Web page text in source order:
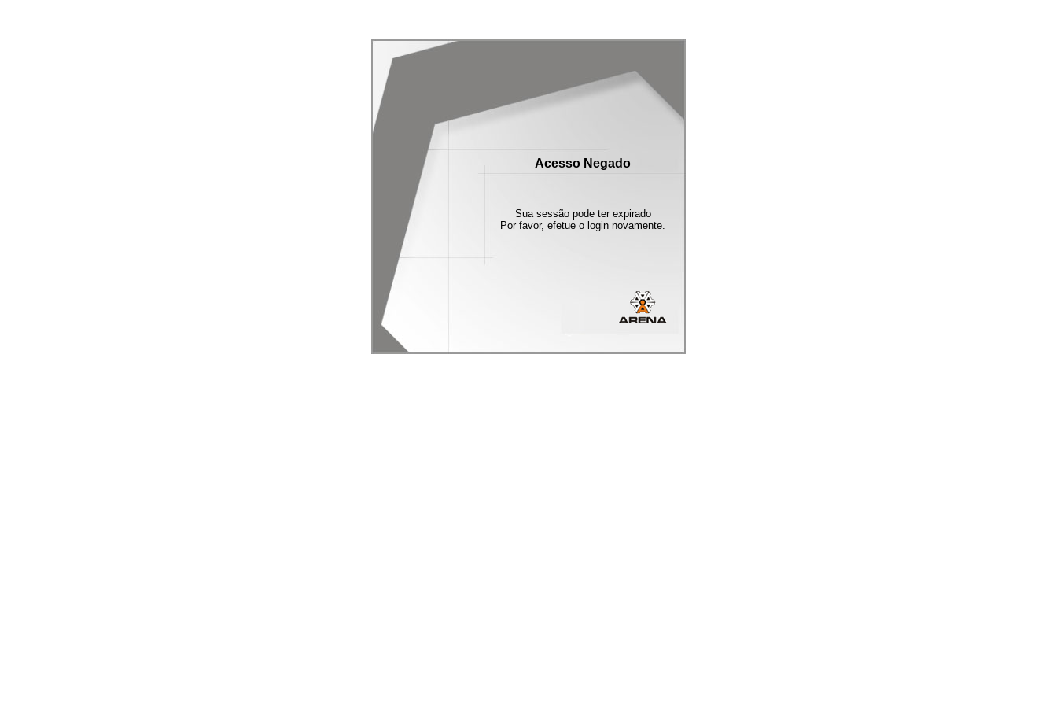
Acesso Negado
Sua sessão pode ter expirado
Por favor, efetue o login novamente.